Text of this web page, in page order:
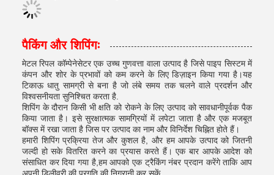
पैकिंग और शिपिंगः
मेटल रिपल कॉम्पेनेसेटर एक उच्च गुणवत्ता वाला उत्पाद है जिसे पाइप सिस्टम में
कंपन और शोर के प्रभावों को कम करने के लिए डिज़ाइन किया गया है।यह
टिकाऊ धातु सामग्री से बना है जो लंबे समय तक चलने वाले प्रदर्शन और
विश्वसनीयता सुनिश्चित करता है.
शिपिंग के दौरान किसी भी क्षति को रोकने के लिए उत्पाद को सावधानीपूर्वक पैक
किया जाता है। इसे सुरक्षात्मक सामग्रियों में लपेटा जाता है और एक मजबूत
बॉक्स में रखा जाता है जिस पर उत्पाद का नाम और विनिर्देश चिह्नित होते हैं।
हमारी शिपिंग प्रक्रिया तेज और कुशल है, और हम आपके उत्पाद को जितनी
जल्दी हो सके वितरित करने का प्रयास करते हैं। एक बार आपके आदेश को
संसाधित कर दिया गया है,हम आपको एक ट्रैकिंग नंबर प्रदान करेंगे ताकि आप